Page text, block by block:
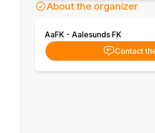
About the organizer
AaFK - Aalesunds FK